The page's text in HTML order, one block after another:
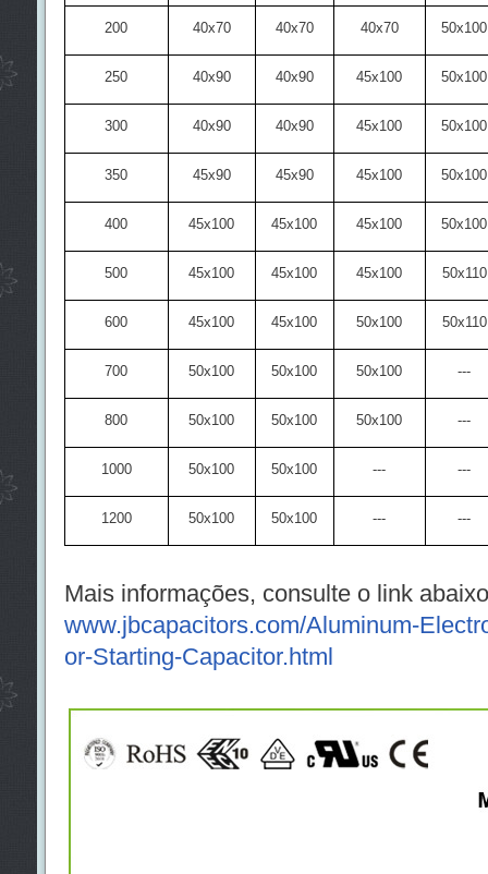
200 40x70 40x70 40x70 50x100
250 40x90 40x90 45x100 50x100
300 40x90 40x90 45x100 50x100
350 45x90 45x90 45x100 50x100
400 45x100 45x100 45x100 50x100
500 45x100 45x100 45x100 50x110
600 45x100 45x100 50x100 50x110
700 50x100 50x100 50x100 ---
800 50x100 50x100 50x100 ---
1000 50x100 50x100 --- ---
1200 50x100 50x100 --- ---
Mais informações, consulte o link
www.jbcapacitors.com/Aluminum-
or-Starting-Capacitor.html